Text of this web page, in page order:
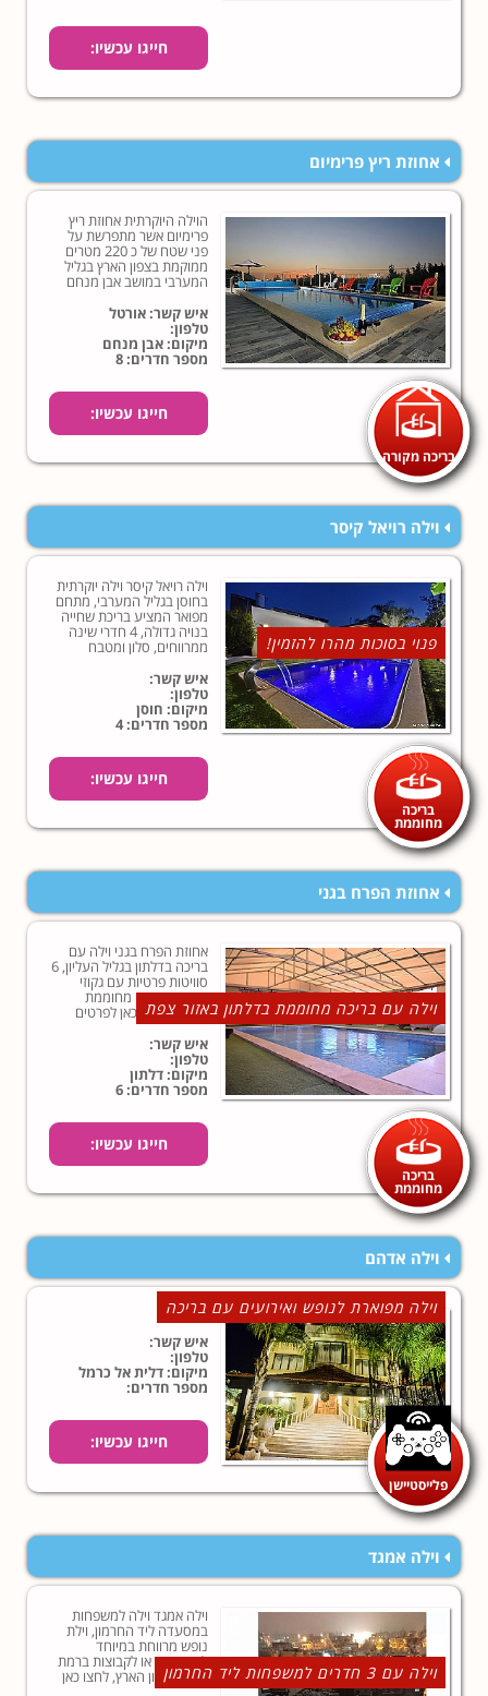
חייגו עכשיו:
אחוזת ריץ פרימיום
בריכה מקורה
הוילה היוקרתית אחוזת ריץ
פרימיום אשר מתפרשת על
פני שטח של כ 220 מטרים
ממוקמת בצפון הארץ בגליל
המערבי במושב אבן מנחם
נסיעה מהעיר נהריה.
איש קשר: אורטל
טלפון:
מיקום: אבן מנחם
מספר חדרים: 8
חייגו עכשיו:
וילה רויאל קיסר
פנוי בסוכות מהרו להזמין!
בריכה
מחוממת
וילה רויאל קיסר וילה יוקרתית
בחוסן בגליל המערבי, מתחם
מפואר המציע בריכת שחייה
בנויה גדולה, 4 חדרי שינה
ממרווחים, סלון ומטבח
נופש ממכרת מול נופים
ציוריים...
איש קשר:
טלפון:
מיקום: חוסן
מספר חדרים: 4
חייגו עכשיו:
אחוזת הפרח בגני
וילה עם בריכה מחוממת בדלתון באזור צפת
בריכה
מחוממת
אחוזת הפרח בגני וילה עם
בריכה בדלתון בגליל העליון, 6
סוויטות פרטיות עם גקוזי
ובריכת שחייה מחוממת
בחורף. לחצו כאן לפרטים
נוספים!
איש קשר:
טלפון:
מיקום: דלתון
מספר חדרים: 6
חייגו עכשיו:
וילה אדהם
וילה מפוארת לנופש ואירועים עם בריכה
פלייסטיישן
איש קשר:
טלפון:
מיקום: דלית אל כרמל
מספר חדרים:
חייגו עכשיו:
וילה אמגד
וילה עם 3 חדרים למשפחות ליד החרמון
וילה אמגד וילה למשפחות
במסעדה ליד החרמון, וילת
נופש מרווחת במיוחד
למשפחות או לקבוצות ברמת
הגולן בצפון הארץ, לחצו כאן
למידע נוסף!